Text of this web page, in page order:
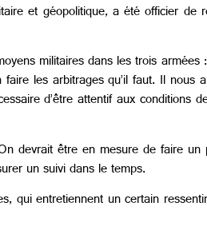
et géopolitique, a été officier de
militaires dans les trois
les arbitrages qu’il faut. Il nous
d’être attentif aux conditions
devrait être en mesure de faire
un suivi dans le temps.
qui entretiennent un certain